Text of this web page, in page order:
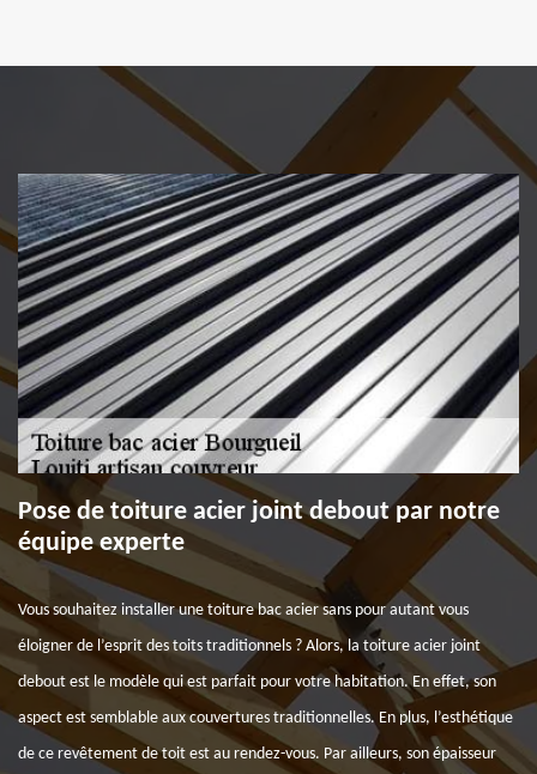
Pose de toiture acier joint debout par notre
équipe experte
Vous souhaitez installer une toiture bac acier sans pour autant vous
éloigner de l’esprit des toits traditionnels ? Alors, la toiture acier joint
debout est le modèle qui est parfait pour votre habitation. En effet, son
aspect est semblable aux couvertures traditionnelles. En plus, l’esthétique
de ce revêtement de toit est au rendez-vous. Par ailleurs, son épaisseur